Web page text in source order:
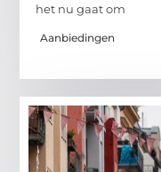
het nu gaat om
Aanbiedingen